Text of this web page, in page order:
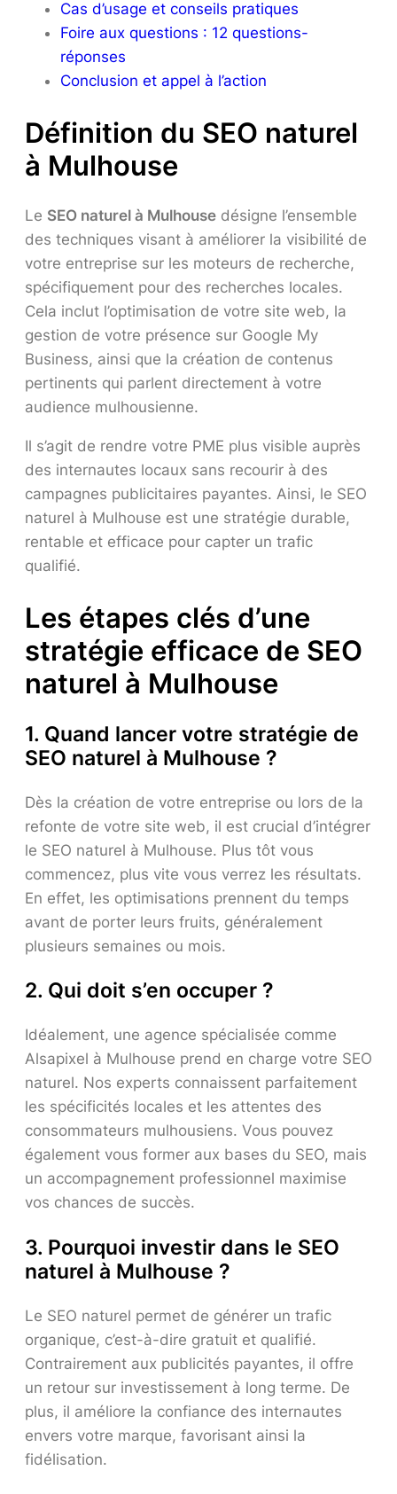
Cas d’usage et conseils pratiques
Foire aux questions : 12 questions-
réponses
Conclusion et appel à l’action
Définition du SEO naturel
à Mulhouse
Le SEO naturel à Mulhouse désigne l’ensemble
des techniques visant à améliorer la visibilité de
votre entreprise sur les moteurs de recherche,
spécifiquement pour des recherches locales.
Cela inclut l’optimisation de votre site web, la
gestion de votre présence sur Google My
Business, ainsi que la création de contenus
pertinents qui parlent directement à votre
audience mulhousienne.
Il s’agit de rendre votre PME plus visible auprès
des internautes locaux sans recourir à des
campagnes publicitaires payantes. Ainsi, le SEO
naturel à Mulhouse est une stratégie durable,
rentable et efficace pour capter un trafic
qualifié.
Les étapes clés d’une
stratégie efficace de SEO
naturel à Mulhouse
1. Quand lancer votre stratégie de
SEO naturel à Mulhouse ?
Dès la création de votre entreprise ou lors de la
refonte de votre site web, il est crucial d’intégrer
le SEO naturel à Mulhouse. Plus tôt vous
commencez, plus vite vous verrez les résultats.
En effet, les optimisations prennent du temps
avant de porter leurs fruits, généralement
plusieurs semaines ou mois.
2. Qui doit s’en occuper ?
Idéalement, une agence spécialisée comme
Alsapixel à Mulhouse prend en charge votre SEO
naturel. Nos experts connaissent parfaitement
les spécificités locales et les attentes des
consommateurs mulhousiens. Vous pouvez
également vous former aux bases du SEO, mais
un accompagnement professionnel maximise
vos chances de succès.
3. Pourquoi investir dans le SEO
naturel à Mulhouse ?
Le SEO naturel permet de générer un trafic
organique, c’est-à-dire gratuit et qualifié.
Contrairement aux publicités payantes, il offre
un retour sur investissement à long terme. De
plus, il améliore la confiance des internautes
envers votre marque, favorisant ainsi la
fidélisation.